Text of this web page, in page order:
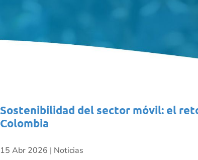
Sostenibilidad del sector móvil: el
Colombia
15 Abr 2026 | Noticias